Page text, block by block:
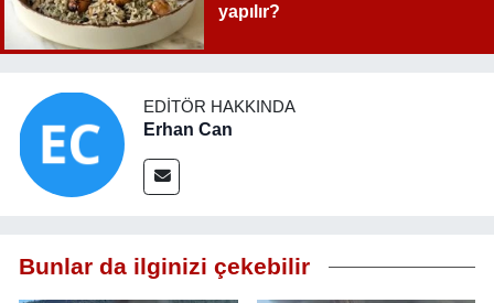
yapılır?
EDITÖR HAKKINDA
Erhan Can
Bunlar da ilginizi çekebilir